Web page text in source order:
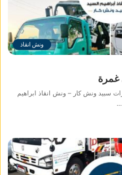
ونش انقاذ
غمرة
سبيد ونش كار – ونش انقاذ ابراهيم